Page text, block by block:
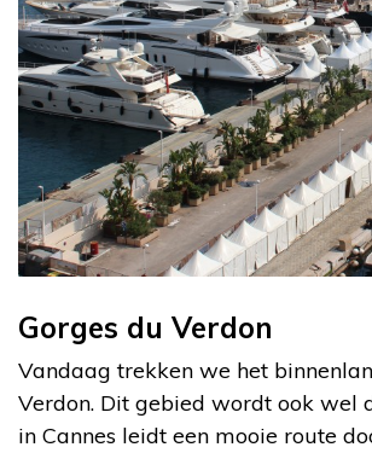
Gorges du Verdon
Vandaag trekken we het
Verdon. Dit gebied wordt ook wel
in Cannes leidt een mooie route